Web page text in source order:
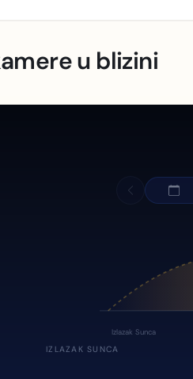
u blizini
Izlazak Sunca
IZLAZAK SUNCA